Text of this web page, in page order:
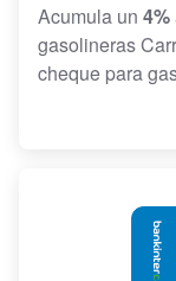
Acumula un 4%
gasolineras
cheque para